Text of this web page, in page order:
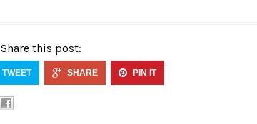
Share this post:
TWEET SHARE PIN IT